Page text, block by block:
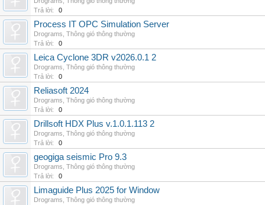
Trả lời:
0
Process IT OPC Simulation Server
Drograms Thông gió thông thường
Trả lời:
0
Leica Cyclone 3DR v2026.0.1 2
Drograms Thông gió thông thường
Trả lời:
0
Reliasoft 2024
Drograms Thông gió thông thường
Trả lời:
0
Drillsoft HDX Plus v.1.0.1.113 2
Drograms Thông gió thông thường
Trả lời:
0
geogiga seismic Pro 9.3
Drograms Thông gió thông thường
Trả lời:
0
Limaguide Plus 2025 for Window
Drograms Thông gió thông thường